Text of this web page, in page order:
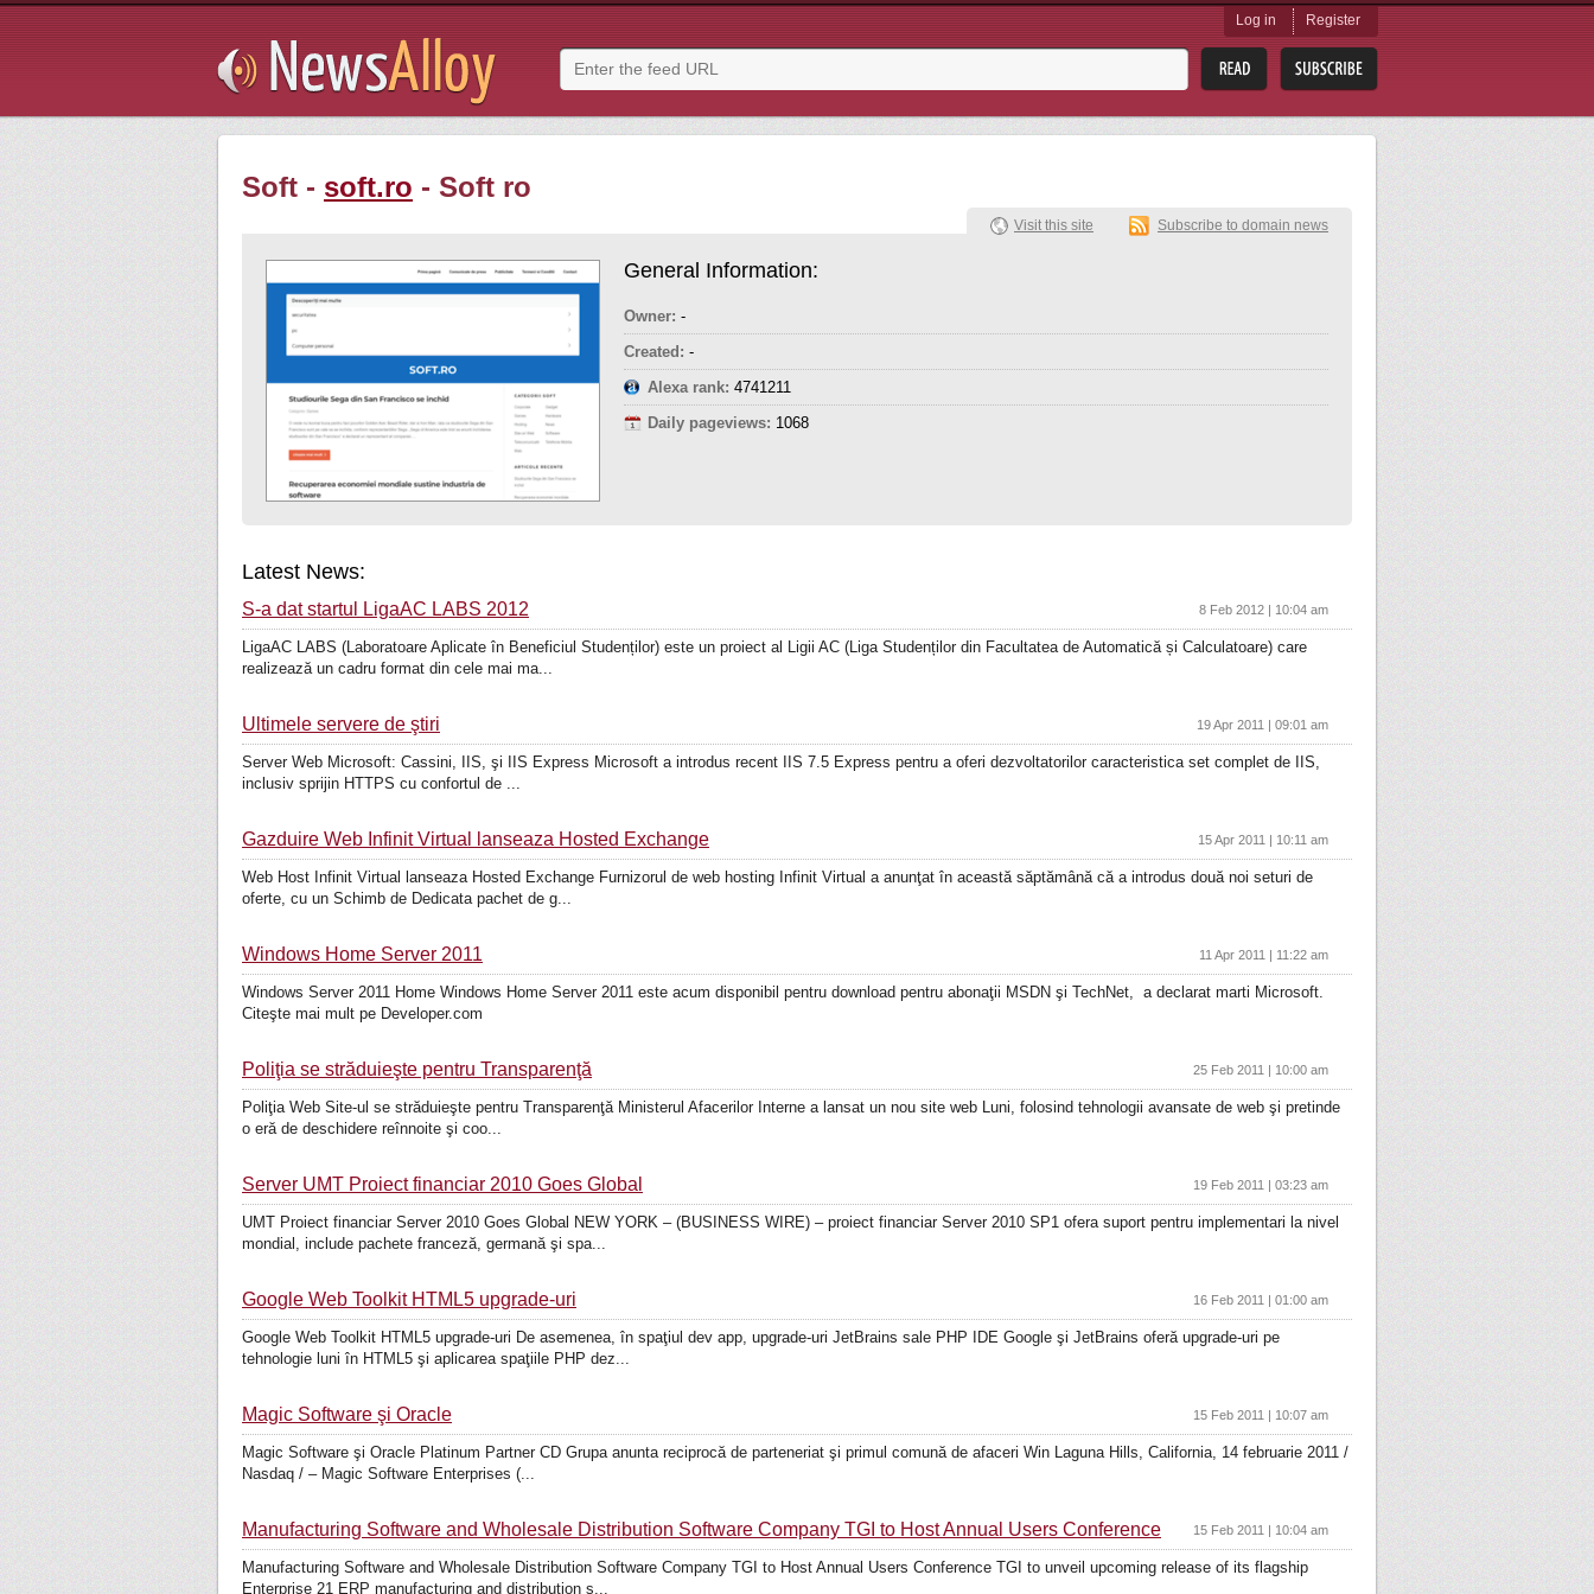
Log in Register
Soft - soft.ro - Soft ro
General Information:
Owner: -
Created: -
Alexa rank: 4741211
Daily pageviews: 1068
Visit this site Subscribe to domain news
Latest News:
S-a dat startul LigaAC LABS 2012 8 Feb 2012 | 10:04 am
LigaAC LABS (Laboratoare Aplicate în Beneficiul Studenților) este un proiect al Ligii AC (Liga Studenților din Facultatea de Automatică și Calculatoare) care
realizează un cadru format din cele mai ma...
Ultimele servere de ştiri 19 Apr 2011 | 09:01 am
Server Web Microsoft: Cassini, IIS, şi IIS Express Microsoft a introdus recent IIS 7.5 Express pentru a oferi dezvoltatorilor caracteristica set complet de IIS,
inclusiv sprijin HTTPS cu confortul de ...
Gazduire Web Infinit Virtual lanseaza Hosted Exchange 15 Apr 2011 | 10:11 am
Web Host Infinit Virtual lanseaza Hosted Exchange Furnizorul de web hosting Infinit Virtual a anunţat în această săptămână că a introdus două noi seturi de
oferte, cu un Schimb de Dedicata pachet de g...
Windows Home Server 2011 11 Apr 2011 | 11:22 am
Windows Server 2011 Home Windows Home Server 2011 este acum disponibil pentru download pentru abonaţii MSDN şi TechNet, a declarat marti Microsoft.
Citeşte mai mult pe Developer.com
Poliţia se străduieşte pentru Transparenţă 25 Feb 2011 | 10:00 am
Poliţia Web Site-ul se străduieşte pentru Transparenţă Ministerul Afacerilor Interne a lansat un nou site web Luni, folosind tehnologii avansate de web şi pretinde
o eră de deschidere reînnoite şi coo...
Server UMT Proiect financiar 2010 Goes Global 19 Feb 2011 | 03:23 am
UMT Proiect financiar Server 2010 Goes Global NEW YORK – (BUSINESS WIRE) – proiect financiar Server 2010 SP1 ofera suport pentru implementari la nivel
mondial, include pachete franceză, germană şi spa...
Google Web Toolkit HTML5 upgrade-uri 16 Feb 2011 | 01:00 am
Google Web Toolkit HTML5 upgrade-uri De asemenea, în spaţiul dev app, upgrade-uri JetBrains sale PHP IDE Google şi JetBrains oferă upgrade-uri pe
tehnologie luni în HTML5 şi aplicarea spaţiile PHP dez...
Magic Software şi Oracle 15 Feb 2011 | 10:07 am
Magic Software şi Oracle Platinum Partner CD Grupa anunta reciprocă de parteneriat şi primul comună de afaceri Win Laguna Hills, California, 14 februarie 2011 /
Nasdaq / – Magic Software Enterprises (...
Manufacturing Software and Wholesale Distribution Software Company TGI to Host Annual Users Conference 15 Feb 2011 | 10:04 am
Manufacturing Software and Wholesale Distribution Software Company TGI to Host Annual Users Conference TGI to unveil upcoming release of its flagship
Enterprise 21 ERP manufacturing and distribution s...